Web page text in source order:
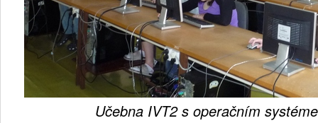
Učebna IVT2 s operačním